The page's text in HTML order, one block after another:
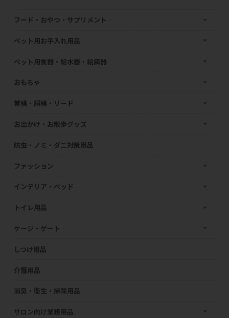
フード・おやつ・サプリメント
ペット用お手入れ用品
ペット用食器・給水器・給餌器
おもちゃ
首輪・胴輪・リード
お出かけ・お散歩グッズ
防虫・ノミ・ダニ対策用品
ファッション
インテリア・ベッド
トイレ用品
ケージ・ゲート
しつけ用品
介護用品
消臭・衛生・掃除用品
サロン向け業務用品